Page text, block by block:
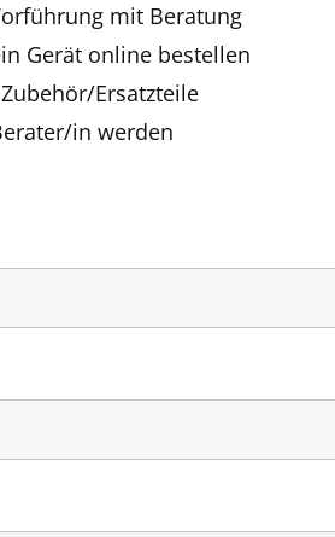
mit Beratung
Gerät online bestellen
Ersatzteile
in werden